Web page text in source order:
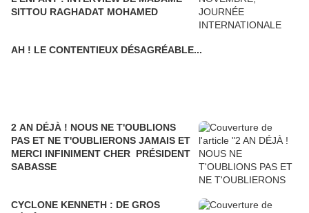
SITTOU RAGHADAT MOHAMED
AH ! LE CONTENTIEUX DÉSAGRÉABLE...
2 AN DÉJÀ ! NOUS NE T'OUBLIONS
PAS ET NE T'OUBLIERONS JAMAIS ET
MERCI INFINIMENT CHER PRÉSIDENT
SABASSE
CYCLONE KENNETH : DE GROS